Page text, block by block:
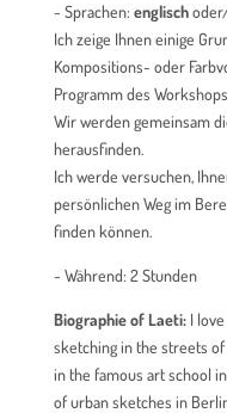
- Sprachen: englisch
Ich zeige Ihnen einige
Kompositions- oder
Programm des
Wir werden gemeinsam
herausfinden.
Ich werde versuchen,
persönlichen Weg im
finden können.
- Während: 2 Stunden
Biographie of Laeti:I love
sketching in the streets
in the famous art school in
of urban sketches in